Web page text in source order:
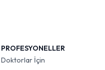
PROFESYONELLER
Doktorlar İçin